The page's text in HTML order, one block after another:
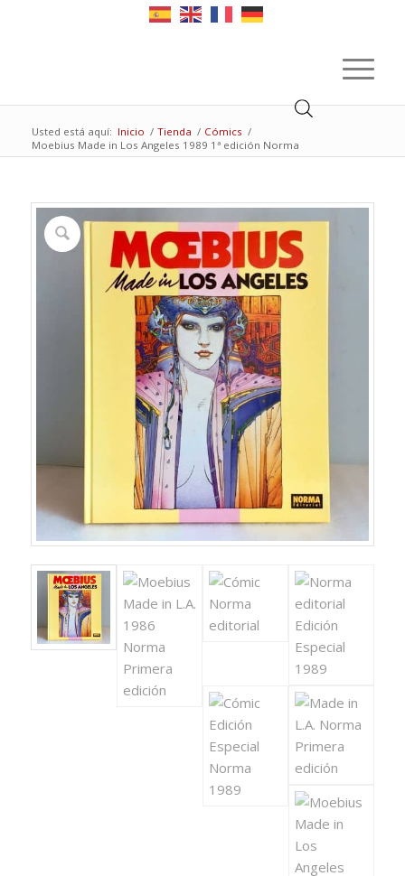
Usted está aquí: Inicio / Tienda / Cómics /
Moebius Made in Los Angeles 1989 1ª edición Norma